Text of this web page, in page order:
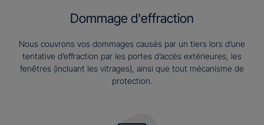
Dommage d'effraction
Nous couvrons vos dommages causés par un tiers lors d’une
tentative d’effraction par les portes d’accès extérieures, les
fenêtres (incluant les vitrages), ainsi que tout mécanisme de
protection.